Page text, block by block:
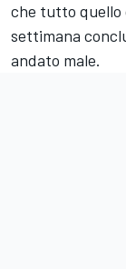
che tutto quello
settimana
andato male.